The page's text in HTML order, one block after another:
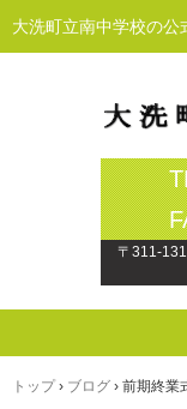
大洗町立南中学校の公
〒311-
トップ › ブログ › 前期終業